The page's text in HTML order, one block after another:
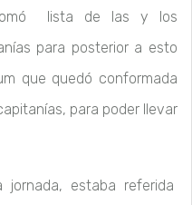
lista de las y los
para posterior a esto
que quedó conformada
para poder llevar
jornada, estaba referida